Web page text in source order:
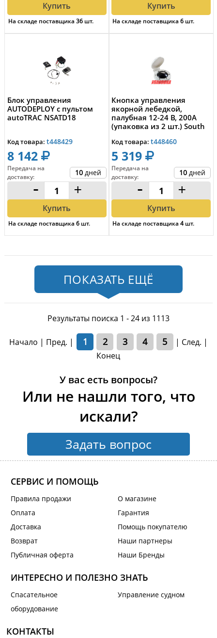
Купить
На складе поставщика 36 шт.
Купить
На складе поставщика6 шт.
Блок управления
AUTODEPLOY с пультом
autoTRAC NSATD18
Код товара: t448429
8 142
Передача на
доставку: 10 дней
- +
Купить
На складе поставщика 6 шт.
Кнопка управления
якорной лебедкой,
палубная 12-24 В, 200А
(упаковка из 2 шт.) South
Код товара: t448460
5 319
Передача на
доставку: 10 дней
- +
Купить
На складе поставщика4шт.
ПОКАЗАТЬ ЕЩЁ
Результаты поиска 1 - 24 из 1113
Начало | Пред. | 1 2 3 4 5 | След. |
Конец
У вас есть вопросы?
Или не нашли того, что
искали?
Задать вопрос
СЕРВИС И ПОМОЩЬ
Правила продажи
Оплата
Доставка
Возврат
Публичная оферта
О магазине
Гарантия
Помощь покупателю
Наши партнеры
Наши Бренды
ИНТЕРЕСНО И ПОЛЕЗНО ЗНАТЬ
Спасательное
оборудование
Управление судном
КОНТАКТЫ